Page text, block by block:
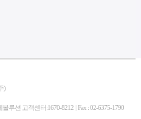
)
볼루션 고객센터:1670-8212
Fax : 02-6375-1790